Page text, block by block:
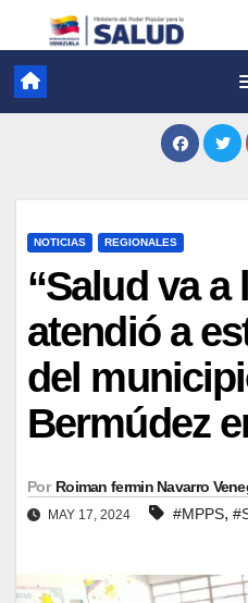
NOTICIAS REGIONALES
“Salud va a
atendió a
del
Bermúdez
Por Roiman fermin Navarro
MAY 17, 2024 #MPPS,